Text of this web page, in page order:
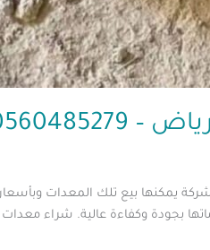
ابو العز
بيع تلك المعدات وبأسعار
بجودة وكفاءة عالية. شراء